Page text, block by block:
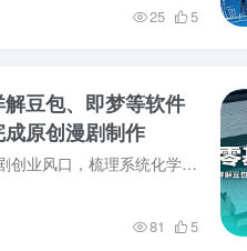
25 5
豆包、即梦等软件
原创漫剧制作
本套 AI 漫剧培训营紧扣当下漫剧创业风口，梳理系统化学习路径，从行业前景切入，逐一教学豆包、即梦、Vidu、海螺等主流 AI 工具。课程由浅入深讲解提示词入门与进阶写法，涵盖文生视频、图生视...
81 5